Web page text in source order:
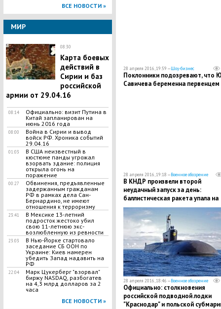
ВСЕ НОВОСТИ »
МИР
08:30
Карта боевых
действий в
Сирии и баз
российской
армии от 29.04.16
08:14
Официально: визит Путина в
Китай запланирован на
июнь 2016 года
08:00
Война в Сирии и вывод
войск РФ. Хроника событий
29.04.16
01:03
В США неизвестный в
кюстюме панды угрожал
взорвать здание: полиция
открыла огонь на
поражение
00:27
Обвинения, предъявленные
задержанным гражданам
РФ в рамках дела Сан-
Бернардино, не имеют
отношения к терроризму
23:41
В Мексике 13-летний
подросток жестоко убил
свою 11-летнюю экс-
возлюбленную из ревности
23:03
В Нью-Йорке стартовало
заседание СБ ООН по
Украине: Киев намерен
убедить Запад надавить на
РФ
22:04
Марк Цукерберг "взорвал"
биржу NASDAQ, разбогатев
на 4,3 млрд долларов за 2
часа
ВСЕ НОВОСТИ »
28 апреля 2016, 19:59 —Шоу-бизнес
Поклонники подозревают, что
Савичева беременна первенцем
28 апреля 2016, 19:18 —Военное обозрение
В КНДР произвели второй
неудачный запуск за день:
баллистическая ракета упала на
землю и взорвалась
28 апреля 2016, 18:46 —Военное обозрение
Официально: столкновения
российской подводной лодки
"Краснодар" и польской